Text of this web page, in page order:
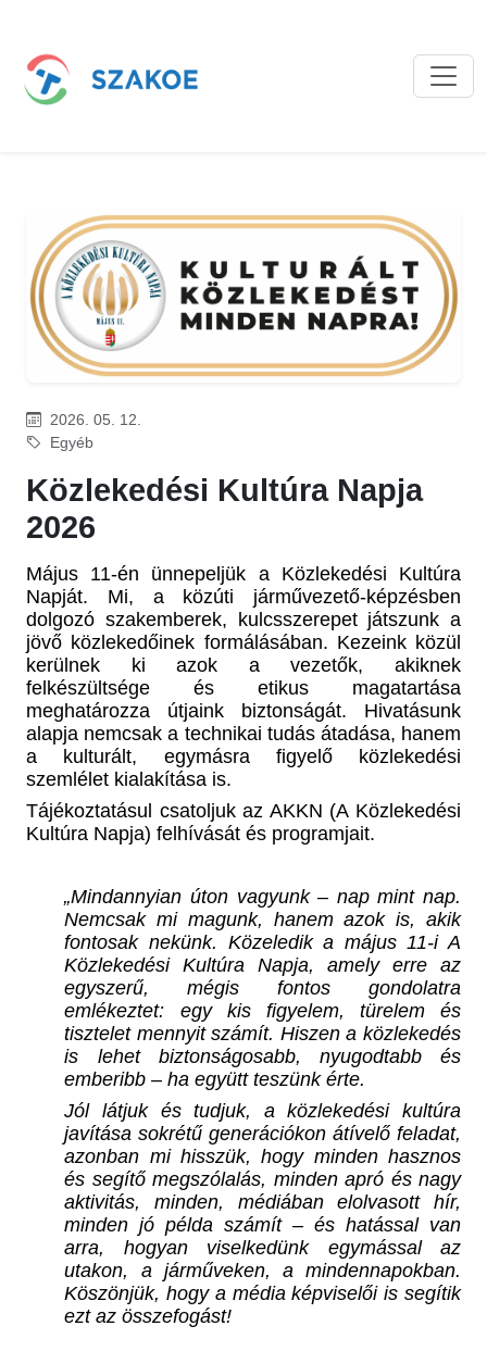
2026. 05. 12.
Egyéb
Közlekedési Kultúra Napja
2026
Május 11-én ünnepeljük a Közlekedési Kultúra
Napját. Mi, a közúti járművezető-képzésben
dolgozó szakemberek, kulcsszerepet játszunk a
jövő közlekedőinek formálásában. Kezeink közül
kerülnek ki azok a vezetők, akiknek
felkészültsége és etikus magatartása
meghatározza útjaink biztonságát. Hivatásunk
alapja nemcsak a technikai tudás átadása, hanem
a kulturált, egymásra figyelő közlekedési
szemlélet kialakítása is.
Tájékoztatásul csatoljuk az AKKN (A Közlekedési
Kultúra Napja) felhívását és programjait.
„Mindannyian úton vagyunk – nap mint nap.
Nemcsak mi magunk, hanem azok is, akik
fontosak nekünk. Közeledik a május 11-i A
Közlekedési Kultúra Napja, amely erre az
egyszerű, mégis fontos gondolatra
emlékeztet: egy kis figyelem, türelem és
tisztelet mennyit számít. Hiszen a közlekedés
is lehet biztonságosabb, nyugodtabb és
emberibb – ha együtt teszünk érte.
Jól látjuk és tudjuk, a közlekedési kultúra
javítása sokrétű generációkon átívelő feladat,
azonban mi hisszük, hogy minden hasznos
és segítő megszólalás, minden apró és nagy
aktivitás, minden, médiában elolvasott hír,
minden jó példa számít – és hatással van
arra, hogyan viselkedünk egymással az
utakon, a járműveken, a mindennapokban.
Köszönjük, hogy a média képviselői is segítik
ezt az összefogást!